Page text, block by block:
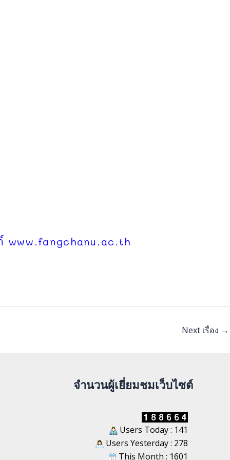
www.fangchanu.ac.th
Next เรื่อง →
จำนวนผู้เยี่ยมชมเว็บไซต์
Users Today : 141
Users Yesterday : 278
This Month : 1601